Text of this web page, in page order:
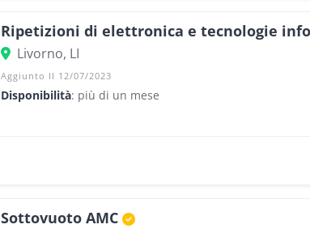
Ripetizioni di elettronica e tecnologie
Livorno, LI
Aggiunto Il 12/07/2023
Disponibilità: più di un mese
Sottovuoto AMC